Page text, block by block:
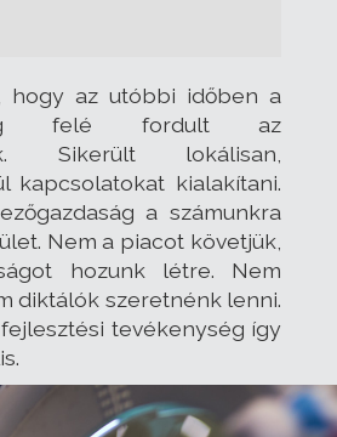
hogy az utóbbi időben a
felé fordult az
Sikerült lokálisan,
kapcsolatokat kialakítani.
a számunkra
Nem a piacot követjük,
hozunk létre. Nem
diktálók szeretnénk lenni.
tevékenység így